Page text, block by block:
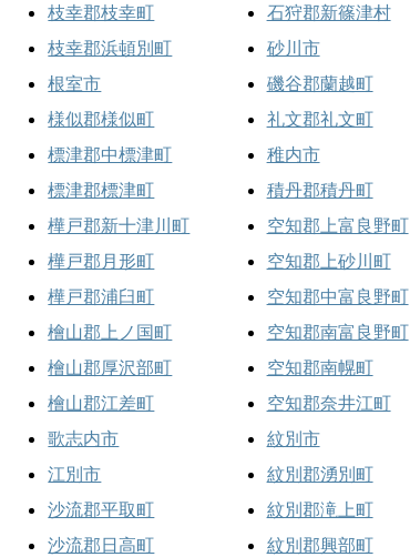
枝幸郡枝幸町
枝幸郡浜頓別町
根室市
様似郡様似町
標津郡中標津町
標津郡標津町
樺戸郡新十津川町
樺戸郡月形町
樺戸郡浦臼町
檜山郡上ノ国町
檜山郡厚沢部町
檜山郡江差町
歌志内市
江別市
沙流郡平取町
沙流郡日高町
石狩郡新篠津村
砂川市
磯谷郡蘭越町
礼文郡礼文町
稚内市
積丹郡積丹町
空知郡上富良野町
空知郡上砂川町
空知郡中富良野町
空知郡南富良野町
空知郡南幌町
空知郡奈井江町
紋別市
紋別郡湧別町
紋別郡滝上町
紋別郡興部町